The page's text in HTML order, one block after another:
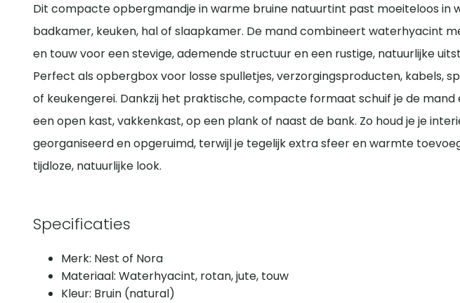
Dit compacte opbergmandje in warme bruine natuurtint past moeiteloos in
badkamer, keuken, hal of slaapkamer. De mand combineert waterhyacint
en touw voor een stevige, ademende structuur en een rustige, natuurlijke
Perfect als opbergbox voor losse spulletjes, verzorgingsproducten, kabels,
of keukengerei. Dankzij het praktische, compacte formaat schuif je de mand
een open kast, vakkenkast, op een plank of naast de bank. Zo houd je je
georganiseerd en opgeruimd, terwijl je tegelijk extra sfeer en warmte
tijdloze, natuurlijke look.
Specificaties
Merk: Nest of Nora
Materiaal: Waterhyacint, rotan, jute, touw
Kleur: Bruin (natural)